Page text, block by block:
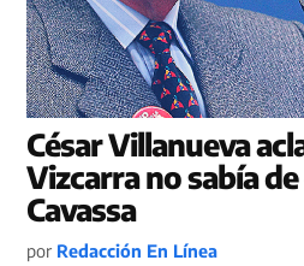
César Villanueva
Vizcarra no sabía
Cavassa
por Redacción En Línea